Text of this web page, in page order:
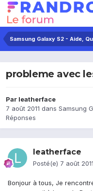
Samsung Galaxy S2 - Aide,
probleme avec
Par leatherface
7 août 2011 dans Samsung
Réponses
leatherface
Posté(e) 7 août 2011
Bonjour à tous, Je